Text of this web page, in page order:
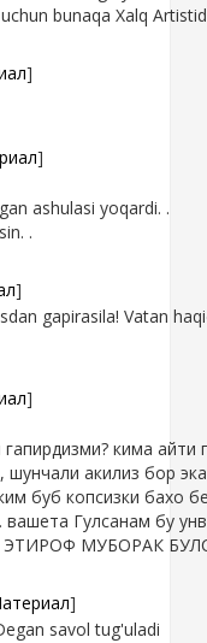
bunaqa Xalq
]
]
ashulasi yoqardi. .
.
]
gapirasila! Vatan
]
кима
шунчали акилиз бор
буб копсизки бахо
Гулсанам бу
ЭТИРОФ МУБОРАК
]
savol tug'uladi